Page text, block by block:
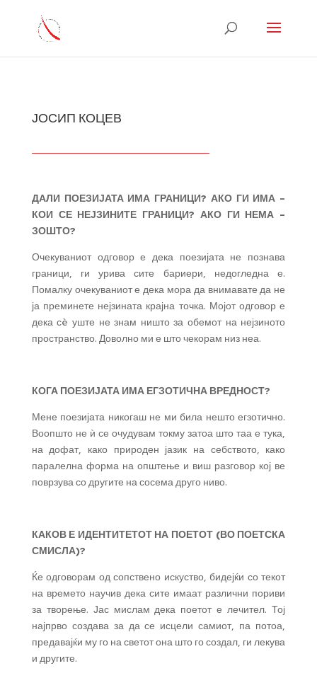
ЈОСИП КОЦЕВ
ДАЛИ ПОЕЗИЈАТА ИМА ГРАНИЦИ? АКО ГИ ИМА –
КОИ СЕ НЕЈЗИНИТЕ ГРАНИЦИ? АКО ГИ НЕМА –
ЗОШТО?
Очекуваниот одговор е дека поезијата не познава
граници, ги урива сите бариери, недогледна е.
Помалку очекуваниот е дека мора да внимавате да не
ја преминете нејзината крајна точка. Мојот одговор е
дека сè уште не знам ништо за обемот на нејзиното
пространство. Доволно ми е што чекорам низ неа.
КОГА ПОЕЗИЈАТА ИМА ЕГЗОТИЧНА ВРЕДНОСТ?
Мене поезијата никогаш не ми била нешто егзотично.
Воопшто не ѝ се очудувам токму затоа што таа е тука,
на дофат, како природен јазик на себството, како
паралелна форма на општење и виш разговор кој ве
поврзува со другите на сосема друго ниво.
КАКОВ Е ИДЕНТИТЕТОТ НА ПОЕТОТ (ВО ПОЕТСКА
СМИСЛА)?
Ќе одговорам од сопствено искуство, бидејќи со текот
на времето научив дека сите имаат различни пориви
за творење. Јас мислам дека поетот е лечител. Тој
најпрво создава за да се исцели самиот, па потоа,
предавајќи му го на светот она што го создал, ги лекува
и другите.